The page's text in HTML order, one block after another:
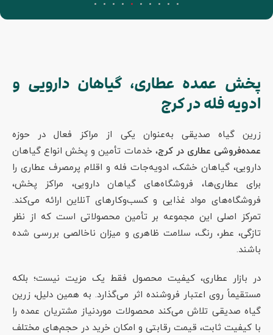
پخش عمده عطاری، گیاهان دارویی و
ادویه فله در کرج
زرین گیاه صدیقی به‌عنوان یکی از مراکز فعال در حوزه
عمده‌فروشی عطاری در کرج، خدمات تأمین و پخش انواع گیاهان
دارویی، گیاهان خشک، ادویه‌جات فله و اقلام پرمصرف عطاری را
برای عطاری‌ها، فروشگاه‌های گیاهان دارویی، مراکز پخش،
فروشگاه‌های مواد غذایی و کسب‌وکارهای آنلاین ارائه می‌کند.
تمرکز اصلی این مجموعه بر تأمین محصولاتی است که از نظر
تازگی، عطر، رنگ، سلامت ظاهری و میزان ناخالصی بررسی شده
باشند.
در بازار عطاری، کیفیت محصول فقط یک مزیت نیست؛ بلکه
مستقیماً روی اعتبار فروشنده اثر می‌گذارد. به همین دلیل، زرین
گیاه صدیقی تلاش می‌کند محصولات موردنیاز مشتریان عمده را
با کیفیت ثابت، قیمت رقابتی و امکان خرید در حجم‌های مختلف